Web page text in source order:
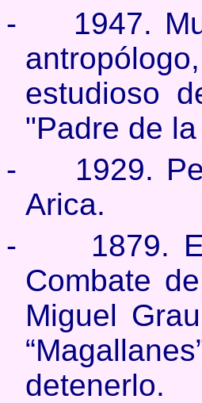
-
1947.
estudioso
"Padre de
-
1929.
Arica.
-
1879.
Combate
Miguel
detenerlo.